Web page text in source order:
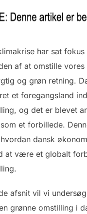
har sat fokus
af at omstille
og grøn retning.
et foregangsland
og det er blevet
et forbillede.
dansk
at være et globalt
afsnit vil vi
grønne omstilling i